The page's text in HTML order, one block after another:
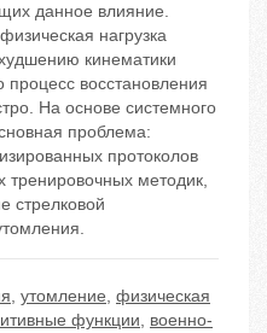
данное влияние.
нагрузка
кинематики
процесс восстановления
На основе системного
проблема:
протоколов
тренировочных методик,
стрелковой
, утомление, физическая
функции, военно-